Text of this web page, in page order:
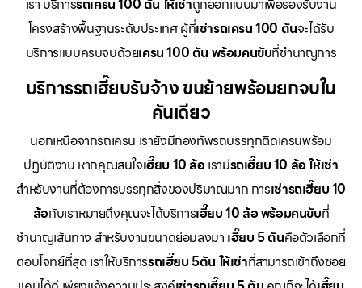
เรา บริการรถเครน 100 ตัน ให้เช่าถูกออกแบบมาเพื่อรองรับงาน
โครงสร้างพื้นฐานระดับประเทศ ผู้ที่เช่ารถเครน 100 ตันจะได้รับ
บริการแบบครบจบด้วยเครน 100 ตัน พร้อมคนขับที่ชำนาญการ
บริการรถเฮี๊ยบรับจ้าง ขนย้ายพร้อมยกจบใน
คันเดียว
นอกเหนือจากรถเครน เรายังมีกองทัพรถบรรทุกติดเครนพร้อม
ปฏิบัติงาน หากคุณสนใจเฮี๊ยบ 10 ล้อเรามีรถเฮี๊ยบ 10 ล้อ ให้เช่า
สำหรับงานที่ต้องการบรรทุกสิ่งของปริมาณมาก การเช่ารถเฮี๊ยบ 10
ล้อกับเราหมายถึงคุณจะได้บริการเฮี๊ยบ 10 ล้อ พร้อมคนขับที่
ชำนาญเส้นทาง สำหรับงานขนาดย่อมลงมา เฮี๊ยบ 5 ตันคือตัวเลือกที่
ตอบโจทย์ที่สุด เราให้บริการรถเฮี๊ยบ 5ตัน ให้เช่าที่สามารถเข้าถึงซอย